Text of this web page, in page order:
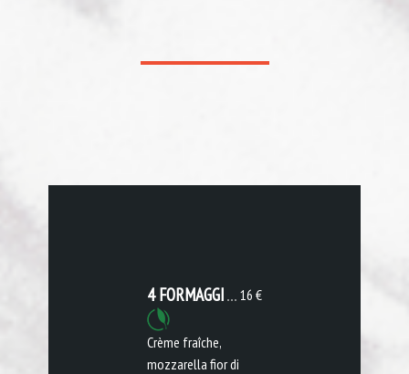
16 €
4 FORMAGGI
Crème fraîche,
mozzarella fior di